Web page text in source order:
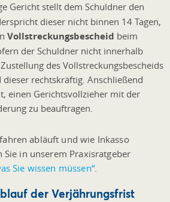
Gericht stellt dem Schuldner den
dieser nicht binnen 14 Tagen,
Vollstreckungsbescheid beim
der Schuldner nicht innerhalb
des Vollstreckungsbescheids
rechtskräftig. Anschließend
einen Gerichtsvollzieher mit der
zu beauftragen.
abläuft und wie Inkasso
in unserem Praxisratgeber
Sie wissen müssen“.
der Verjährungsfrist